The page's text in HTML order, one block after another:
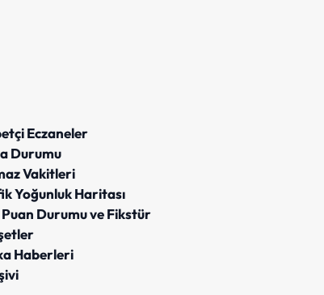
Eczaneler
Durumu
Vakitleri
Yoğunluk Haritası
Durumu ve Fikstür
Haberleri